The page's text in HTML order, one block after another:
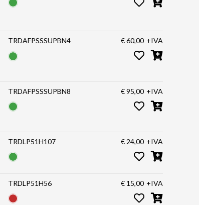
TRDAFPSSSUPBN4 € 60,00 +IVA
TRDAFPSSSUPBN8 € 95,00 +IVA
TRDLP51H107 € 24,00 +IVA
TRDLP51H56 € 15,00 +IVA